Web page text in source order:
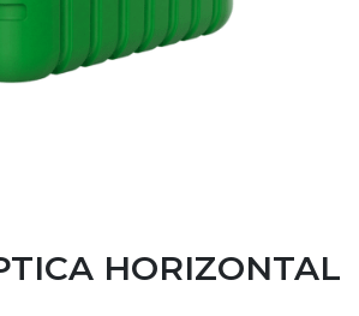
HORIZONTAL